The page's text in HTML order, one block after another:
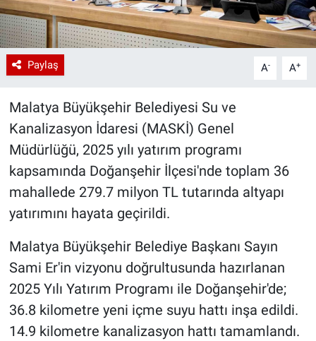
Paylaş A- A+
Malatya Büyükşehir Belediyesi Su ve
Kanalizasyon İdaresi (MASKİ) Genel
Müdürlüğü, 2025 yılı yatırım programı
kapsamında Doğanşehir İlçesi'nde toplam 36
mahallede 279.7 milyon TL tutarında altyapı
yatırımını hayata geçirildi.
Malatya Büyükşehir Belediye Başkanı Sayın
Sami Er'in vizyonu doğrultusunda hazırlanan
2025 Yılı Yatırım Programı ile Doğanşehir'de;
36.8 kilometre yeni içme suyu hattı inşa edildi.
14.9 kilometre kanalizasyon hattı tamamlandı.